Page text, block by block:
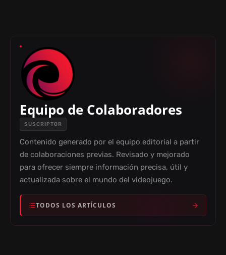
Equipo de Colaboradores
SUSCRIPTOR
Contenido generado por el equipo editorial a partir
de colaboraciones previas. Revisado y mejorado
para ofrecer siempre información precisa, útil y
actualizada sobre el mundo del videojuego.
TODOS LOS ARTÍCULOS